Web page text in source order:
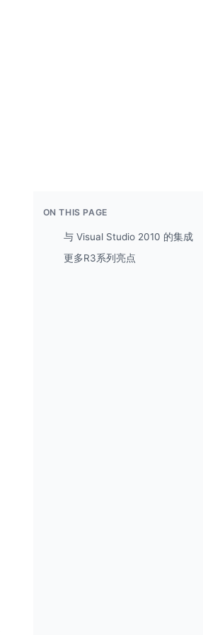
ON THIS PAGE
与 Visual Studio 2010 的集成
更多R3系列亮点